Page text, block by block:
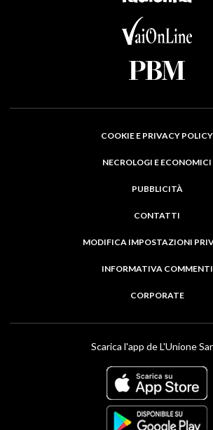
COOKIE E PRIVACY POLICY
NECROLOGI E ECONOMICI
PUBBLICITÀ
CONTATTI
MODIFICA IMPOSTAZIONI
INFORMATIVA COMMENTI
CORPORATE
Scarica l'app de L'Unione